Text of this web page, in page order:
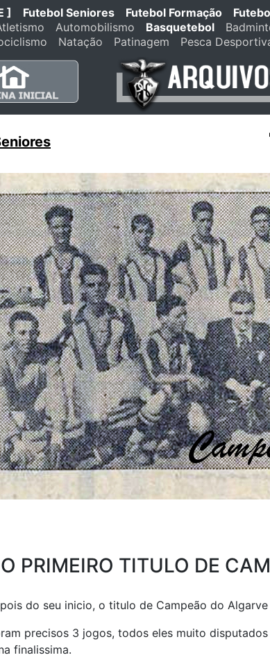
] Futebol Seniores Futebol Formação
Automobilismo Basquetebol
Natação Patinagem Pesca
PRIMEIRO TITULO DE
do seu inicio, o titulo de Campeão do
precisos 3 jogos, todos eles muito
finalissima.